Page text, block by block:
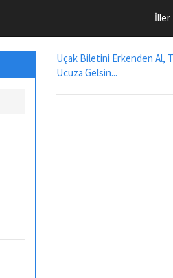
İller
Uçak Biletini Erkenden Al,
Ucuza Gelsin...